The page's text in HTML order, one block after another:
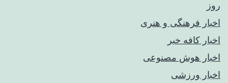
روز
اخبار فرهنگی و هنری
اخبار کافه خبر
اخبار هوش مصنوعی
اخبار ورزشی